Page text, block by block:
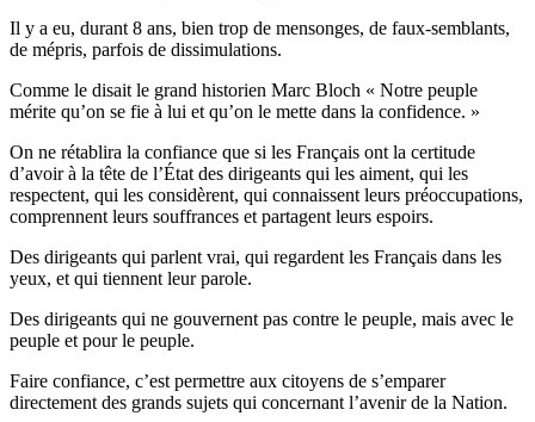
Il y a eu, durant 8 ans, bien trop de mensonges, de faux-semblants,
de mépris, parfois de dissimulations.
Comme le disait le grand historien Marc Bloch « Notre peuple
mérite qu’on se fie à lui et qu’on le mette dans la confidence. »
On ne rétablira la confiance que si les Français ont la certitude
d’avoir à la tête de l’État des dirigeants qui les aiment, qui les
respectent, qui les considèrent, qui connaissent leurs préoccupations,
comprennent leurs souffrances et partagent leurs espoirs.
Des dirigeants qui parlent vrai, qui regardent les Français dans les
yeux, et qui tiennent leur parole.
Des dirigeants qui ne gouvernent pas contre le peuple, mais avec le
peuple et pour le peuple.
Faire confiance, c’est permettre aux citoyens de s’emparer
directement des grands sujets qui concernant l’avenir de la Nation.